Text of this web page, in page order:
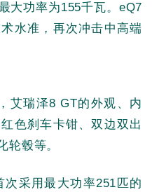
大功率为155千瓦。eQ7
水准，再次冲击中高端
艾瑞泽8 GT的外观、内
色刹车卡钳、双边双出
轮毂等。
采用最大功率251匹的